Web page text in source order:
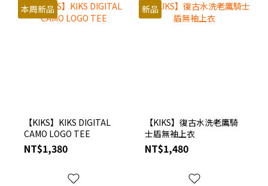
本周新品
【KIKS】KIKS DIGITAL
CAMO LOGO TEE
NT$1,380
新品
【KIKS】復古水洗老鷹騎
士盾無袖上衣
NT$1,480